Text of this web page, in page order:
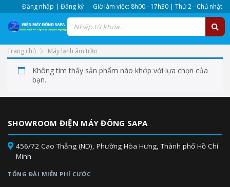
Đăng nhập | Đăng ký Giờ làm việc: 8h00 - 17h30 | Thứ 2 - Chủ nhật
Trang chủ Máy lạnh âm trần
Không tìm thấy sản phẩm nào khớp với lựa chọn của
bạn.
SHOWROOM ĐIỆN MÁY ĐÔNG SAPA
456/72 Cao Thắng (ND), Phường Hòa Hưng, Thành phố Hồ Chí
Minh
TỔNG ĐÀI MIỄN PHÍ CƯỚC